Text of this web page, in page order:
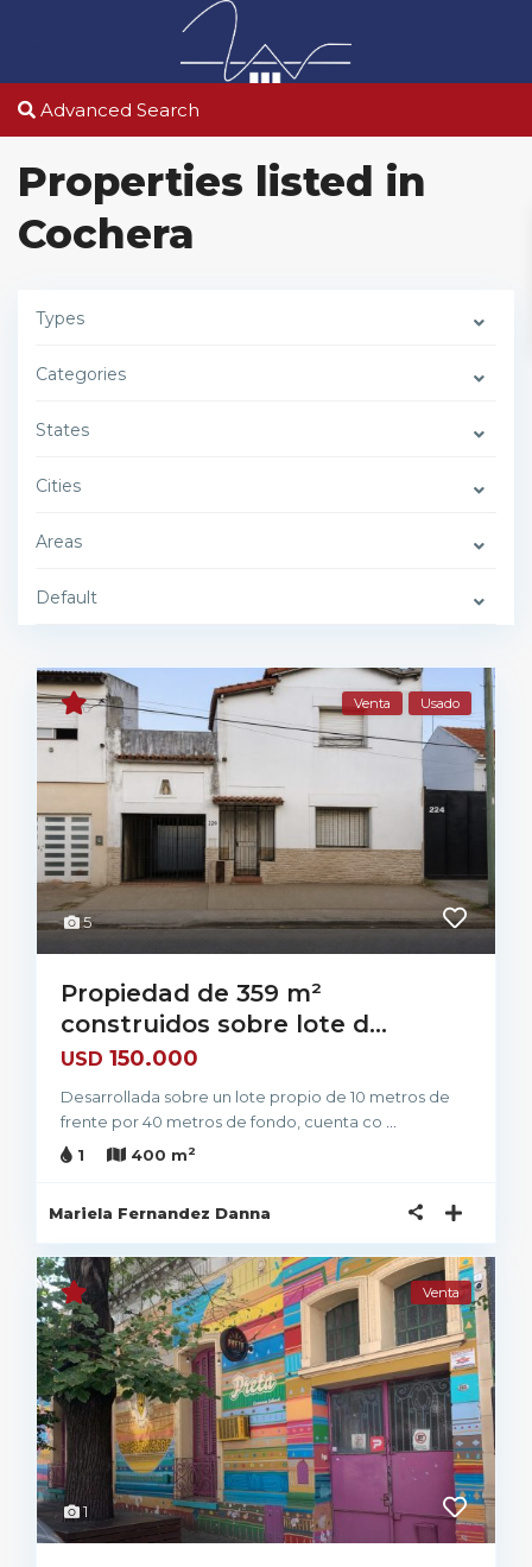
Advanced Search
Properties listed in
Cochera
Types
Categories
States
Cities
Areas
Default
5
Venta Usado
Propiedad de 359 m²
construidos sobre lote d...
USD 150.000
Desarrollada sobre un lote propio de 10 metros de
frente por 40 metros de fondo, cuenta co
1
400 m2
Mariela Fernandez Danna
1
Venta